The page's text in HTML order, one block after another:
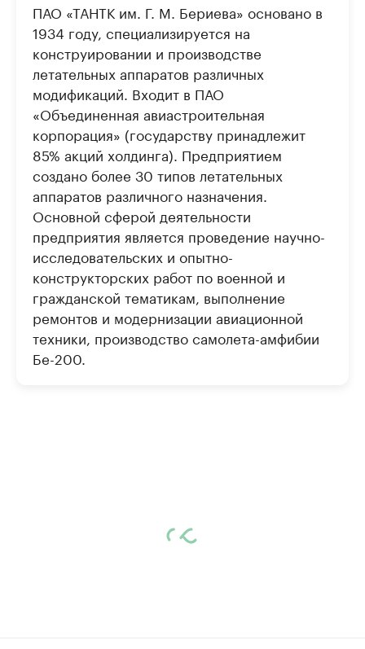
ПАО «ТАНТК им. Г. М. Бериева» основано в
1934 году, специализируется на
конструировании и производстве
летательных аппаратов различных
модификаций. Входит в ПАО
«Объединенная авиастроительная
корпорация» (государству принадлежит
85% акций холдинга). Предприятием
создано более 30 типов летательных
аппаратов различного назначения.
Основной сферой деятельности
предприятия является проведение научно-
исследовательских и опытно-
конструкторских работ по военной и
гражданской тематикам, выполнение
ремонтов и модернизации авиационной
техники, производство самолета-амфибии
Бе-200.